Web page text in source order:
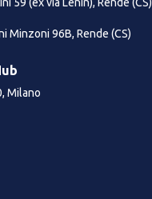
Minzoni 96B, Rende (CS)
Milano